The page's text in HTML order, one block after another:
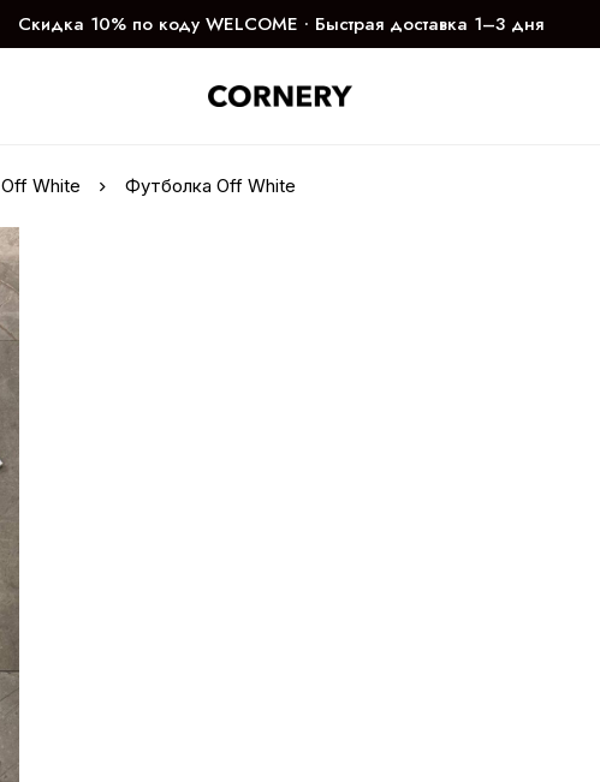
Скидка 10% по коду WELCOME ∙ Быстрая доставка 1–3 дня
Off White Футболка Off White